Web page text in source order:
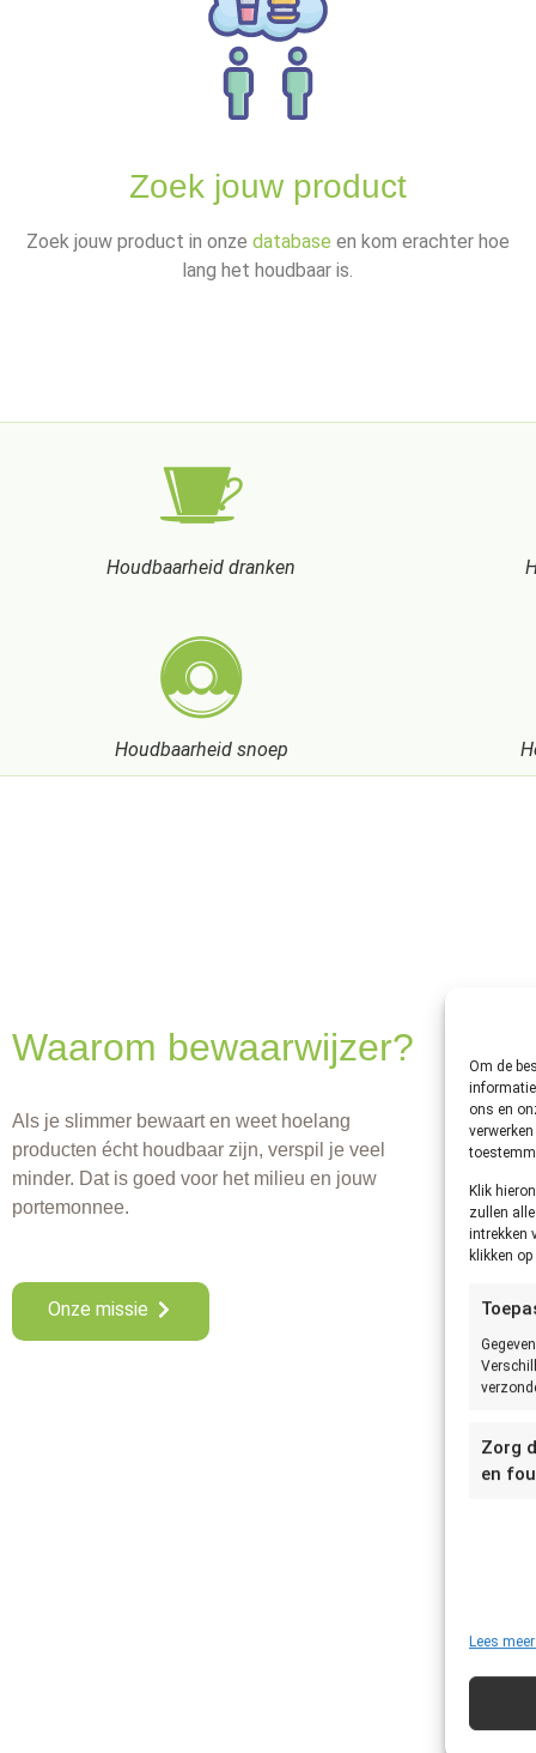
Om de
ons en
Klik
zullen
intrekken
klikken
Zorg
en
Lees
Zoek jouw product
Zoek jouw product in onze database en kom erachter hoe
lang het houdbaar is.
Houdbaarheid dranken
Houdbaarheid snoep
Waarom bewaarwijzer?
Als je slimmer bewaart en weet hoelang
producten écht houdbaar zijn, verspil je veel
minder. Dat is goed voor het milieu en jouw
portemonnee.
Onze missie